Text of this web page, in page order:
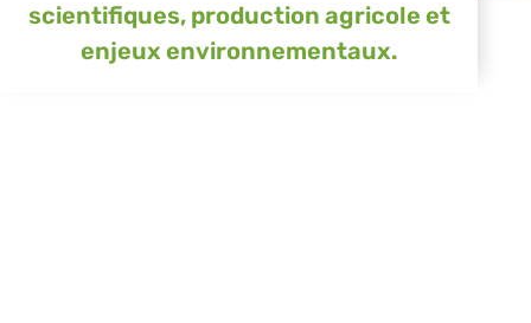
scientifiques, production agricole et
enjeux environnementaux.